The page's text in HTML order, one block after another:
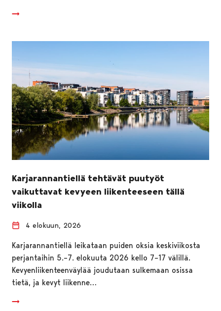
Karjarannantiellä tehtävät puutyöt
vaikuttavat kevyeen liikenteeseen tällä
viikolla
4 elokuun, 2026
Karjarannantiellä leikataan puiden oksia keskiviikosta
perjantaihin 5.–7. elokuuta 2026 kello 7–17 välillä.
Kevyenliikenteenväylää joudutaan sulkemaan osissa
tietä, ja kevyt liikenne…